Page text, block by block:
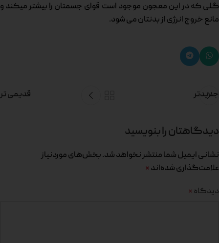
گلی که در این معجون موجود است قوای جسمتان را بیشتر میکند و
مانع خروج انرژی از بدنتان می شود.
جدیدتر قدیمی تر
دیدگاهتان را بنویسید
نشانی ایمیل شما منتشر نخواهد شد.بخش‌های موردنیاز
علامت‌گذاری شده‌اند*
دیدگاه*